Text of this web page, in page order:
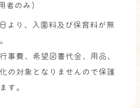
者のみ)
より、入園料及び保育料が無
事費、希望図書代金、用品、
の対象となりませんので保護
す。